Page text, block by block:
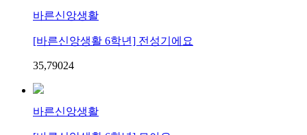
바른신앙생활
[바른신앙생활 6학년] 전성기에요
35,79024
바른신앙생활